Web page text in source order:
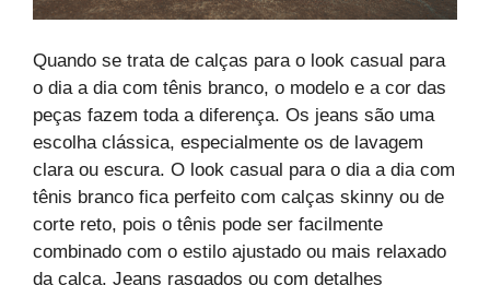
Quando se trata de calças para o look casual para
o dia a dia com tênis branco, o modelo e a cor das
peças fazem toda a diferença. Os jeans são uma
escolha clássica, especialmente os de lavagem
clara ou escura. O look casual para o dia a dia com
tênis branco fica perfeito com calças skinny ou de
corte reto, pois o tênis pode ser facilmente
combinado com o estilo ajustado ou mais relaxado
da calça. Jeans rasgados ou com detalhes